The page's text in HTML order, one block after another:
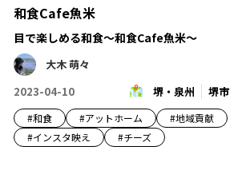
和食Cafe魚米
目で楽しめる和食〜和食Cafe魚米〜
大木 萌々
2023-04-10
堺・泉州 堺市
#和食 #アットホーム #地域貢献
#インスタ映え #チーズ